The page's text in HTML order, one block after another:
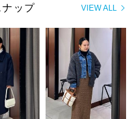
VIEW ALL
ナップ